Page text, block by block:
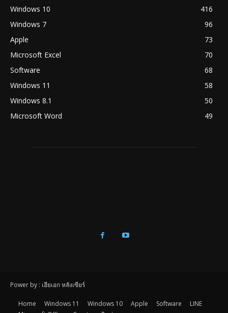
Windows 10
416
Windows 7
96
Apple
73
Microsoft Excel
70
Software
68
Windows 11
58
Windows 8.1
50
Microsoft Word
49
Power by : เฮียเอก หลังเซียร์
Home Windows 11 Windows 10 Apple Software
LINE